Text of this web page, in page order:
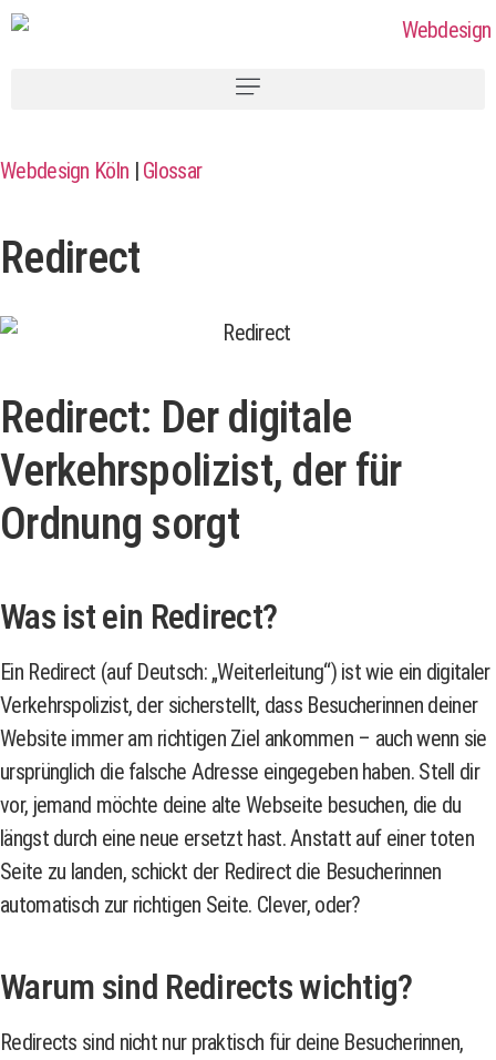
Webdesign Köln | Glossar
Redirect
Redirect: Der digitale
Verkehrspolizist, der für
Ordnung sorgt
Was ist ein Redirect?
Ein Redirect (auf Deutsch: „Weiterleitung“) ist wie ein digitaler
Verkehrspolizist, der sicherstellt, dass Besucherinnen deiner
Website immer am richtigen Ziel ankommen – auch wenn sie
ursprünglich die falsche Adresse eingegeben haben. Stell dir
vor, jemand möchte deine alte Webseite besuchen, die du
längst durch eine neue ersetzt hast. Anstatt auf einer toten
Seite zu landen, schickt der Redirect die Besucherinnen
automatisch zur richtigen Seite. Clever, oder?
Warum sind Redirects wichtig?
Redirects sind nicht nur praktisch für deine Besucherinnen,